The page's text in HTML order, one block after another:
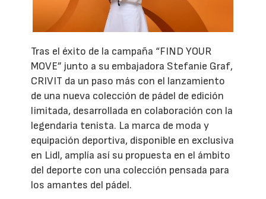
Tras el éxito de la campaña “FIND YOUR
MOVE” junto a su embajadora Stefanie Graf,
CRIVIT da un paso más con el lanzamiento
de una nueva colección de pádel de edición
limitada, desarrollada en colaboración con la
legendaria tenista. La marca de moda y
equipación deportiva, disponible en exclusiva
en Lidl, amplía así su propuesta en el ámbito
del deporte con una colección pensada para
los amantes del pádel.